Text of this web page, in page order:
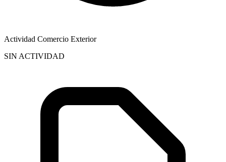
Actividad Comercio Exterior
SIN ACTIVIDAD